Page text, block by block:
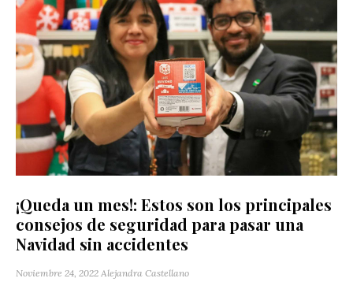
¡Queda un mes!: Estos son los principales
consejos de seguridad para pasar una
Navidad sin accidentes
Noviembre 24, 2022 Alejandra Castellano